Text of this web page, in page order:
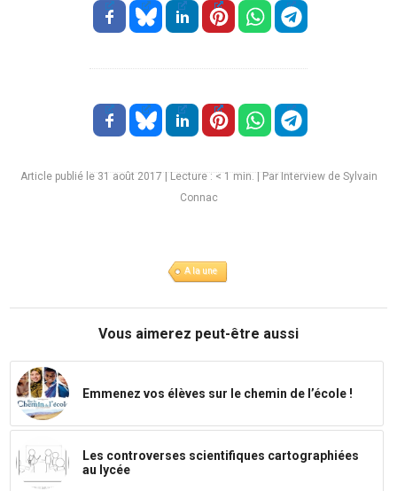
Article publié le 31 août 2017|Lecture : < 1 min. | Par Interview de Sylvain
Connac
A la une
Vous aimerez peut-être aussi
Emmenez vos élèves sur le chemin de l’école !
Les controverses scientifiques cartographiées
au lycée